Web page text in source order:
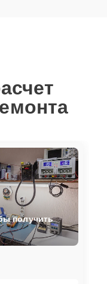
получить